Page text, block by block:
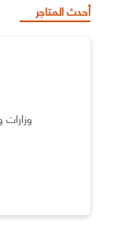
أحدث المتاجر